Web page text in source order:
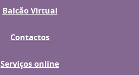
Balcão Virtual
Contactos
Serviços online